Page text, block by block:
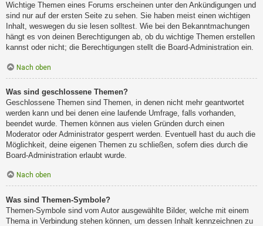
Wichtige Themen eines Forums erscheinen unter den Ankündigungen und
sind nur auf der ersten Seite zu sehen. Sie haben meist einen wichtigen
Inhalt, weswegen du sie lesen solltest. Wie bei den Bekanntmachungen
hängt es von deinen Berechtigungen ab, ob du wichtige Themen erstellen
kannst oder nicht; die Berechtigungen stellt die Board-Administration ein.
Nach oben
Was sind geschlossene Themen?
Geschlossene Themen sind Themen, in denen nicht mehr geantwortet
werden kann und bei denen eine laufende Umfrage, falls vorhanden,
beendet wurde. Themen können aus vielen Gründen durch einen
Moderator oder Administrator gesperrt werden. Eventuell hast du auch die
Möglichkeit, deine eigenen Themen zu schließen, sofern dies durch die
Board-Administration erlaubt wurde.
Nach oben
Was sind Themen-Symbole?
Themen-Symbole sind vom Autor ausgewählte Bilder, welche mit einem
Thema in Verbindung stehen können, um dessen Inhalt kennzeichnen zu